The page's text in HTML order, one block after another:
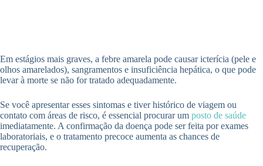
Em estágios mais graves, a febre amarela pode causar icterícia (pele e
olhos amarelados), sangramentos e insuficiência hepática, o que pode
levar à morte se não for tratado adequadamente.
Se você apresentar esses sintomas e tiver histórico de viagem ou
contato com áreas de risco, é essencial procurar um posto de saúde
imediatamente. A confirmação da doença pode ser feita por exames
laboratoriais, e o tratamento precoce aumenta as chances de
recuperação.